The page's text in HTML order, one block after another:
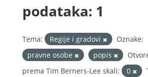
podataka: 1
Tema: Regije i gradovi
Oznake:
pravne osobe
popis
prema Tim Berners-Lee skali:
0